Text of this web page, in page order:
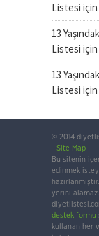
Listesi için
13
Listesi için
13
Listesi için
© 2014
- Site Map
Bu sitenin
edinmek
yerini alamaz.
destek formu
kullanan her